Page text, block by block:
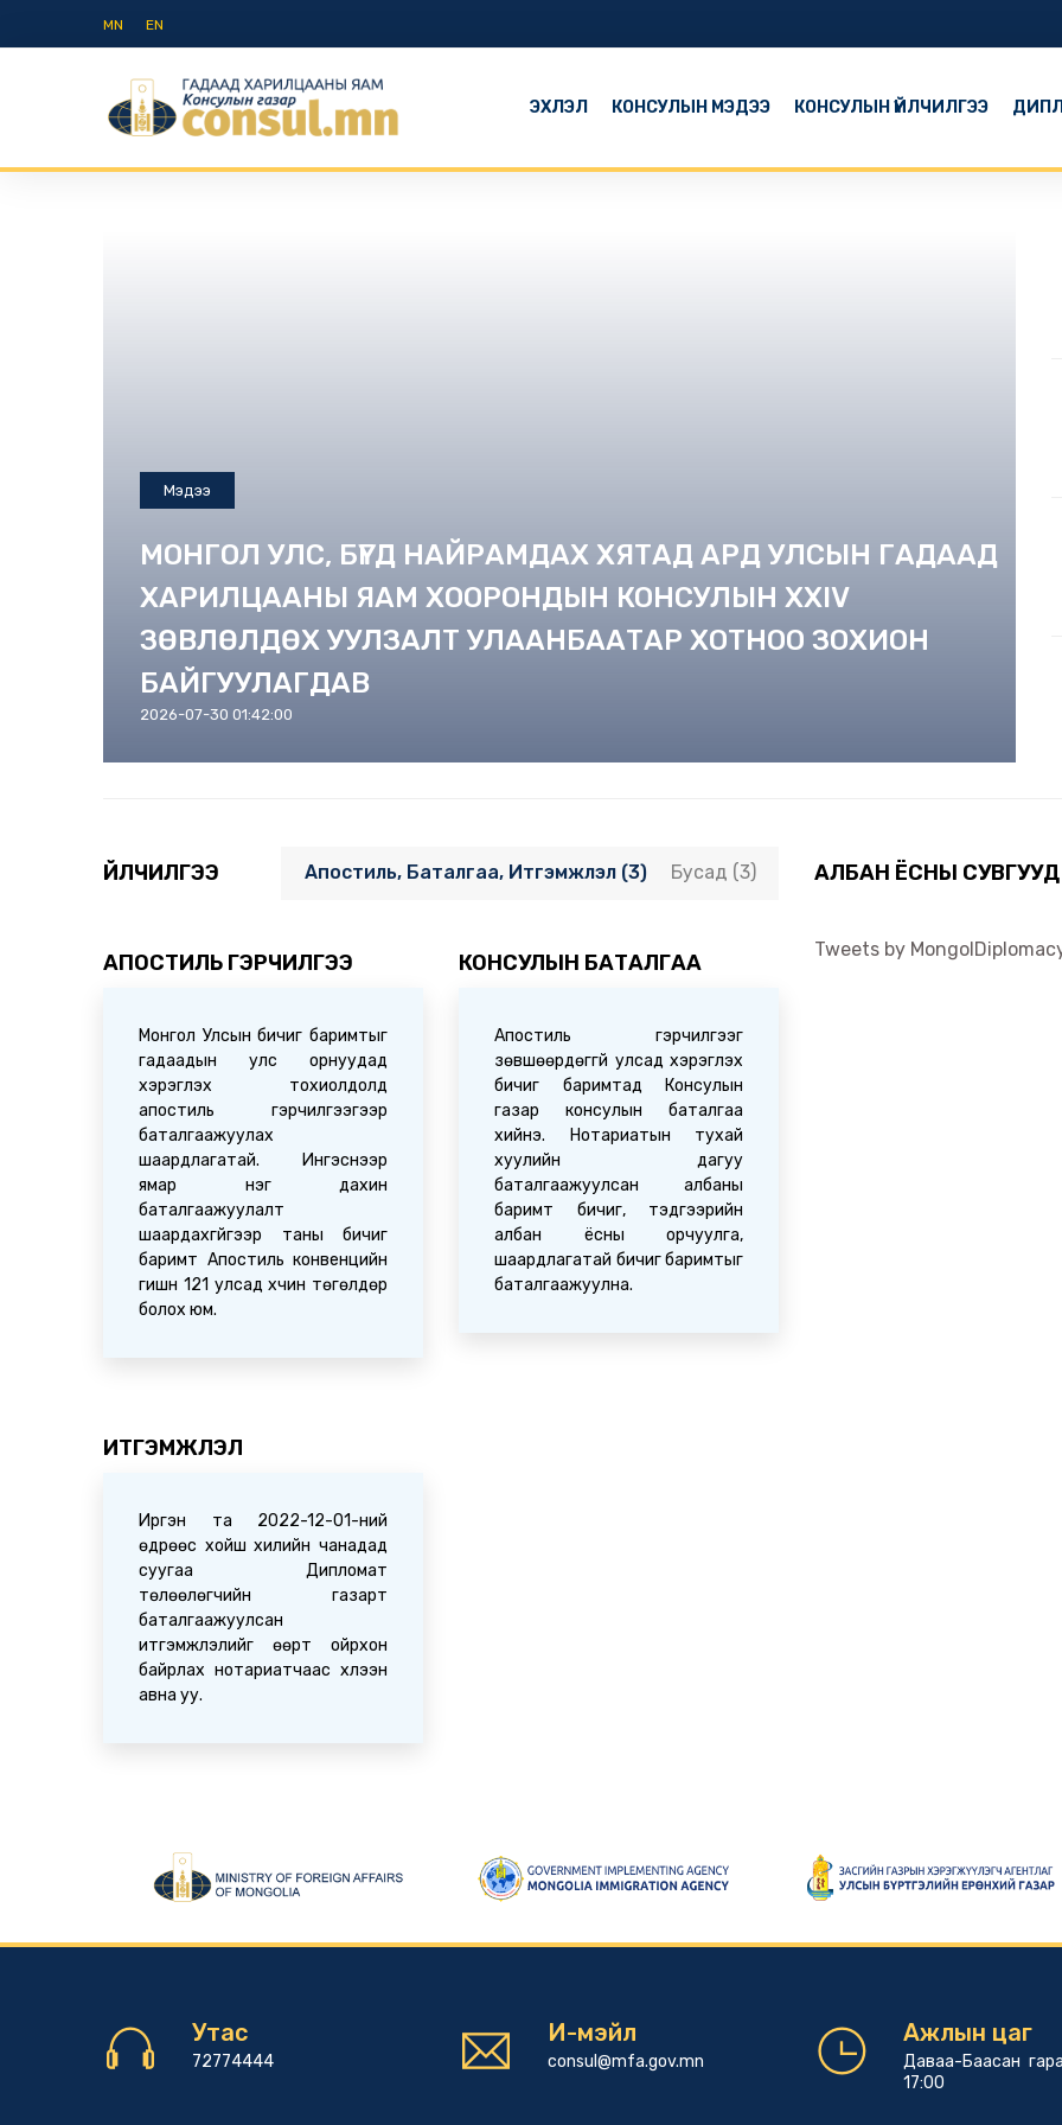
MN EN
ЭХЛЭЛ КОНСУЛЫН МЭДЭЭ КОНСУЛЫН ҮЙЛЧИЛГЭЭ
Мэдээ
МОНГОЛ УЛС, БҮГД НАЙРАМДАХ ХЯТАД АРД УЛСЫН ГАДААД
ХАРИЛЦААНЫ ЯАМ ХООРОНДЫН КОНСУЛЫН XXIV
ЗӨВЛӨЛДӨХ УУЛЗАЛТ УЛААНБААТАР ХОТНОО ЗОХИОН
БАЙГУУЛАГДАВ
2026-07-30 01:42:00
ҮЙЛЧИЛГЭЭ Апостиль, Баталгаа, Итгэмжлэл (3) Бусад (3)
АПОСТИЛЬ ГЭРЧИЛГЭЭ
Монгол Улсын бичиг баримтыг
гадаадын улс орнуудад
хэрэглэх тохиолдолд
апостиль гэрчилгээгээр
баталгаажуулах
шаардлагатай. Ингэснээр
ямар нэг дахин
баталгаажуулалт
шаардахгүйгээр таны бичиг
баримт Апостиль конвенцийн
гишүүн 121 улсад хүчин төгөлдөр
болох юм.
КОНСУЛЫН БАТАЛГАА
Апостиль гэрчилгээг
зөвшөөрдөггүй улсад хэрэглэх
бичиг баримтад Консулын
газар консулын баталгаа
хийнэ. Нотариатын тухай
хуулийн дагуу
баталгаажуулсан албаны
баримт бичиг, тэдгээрийн
албан ёсны орчуулга,
шаардлагатай бичиг баримтыг
баталгаажуулна.
ИТГЭМЖЛЭЛ
Иргэн та 2022-12-01-ний
өдрөөс хойш хилийн чанадад
суугаа Дипломат
төлөөлөгчийн газарт
баталгаажуулсан
итгэмжлэлийг өөрт ойрхон
байрлах нотариатчаас хүлээн
авна уу.
АЛБАН ЁСНЫ СУВГУУД
Tweets by
Утас
72774444
И-мэйл
consul@mfa.gov.mn
Ажлын цаг
Даваа-Баасан
17:00